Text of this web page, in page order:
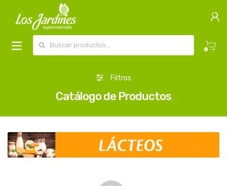
0
Filtros
Catálogo de Productos